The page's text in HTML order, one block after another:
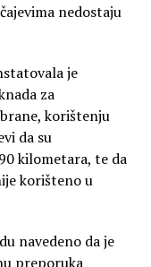
nedostaju
je
za
korištenju
da su
kilometara, te da
korišteno u
navedeno da je
preporuka